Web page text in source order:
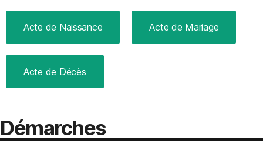
Acte de Naissance Acte de Mariage
Acte de Décès
Démarches